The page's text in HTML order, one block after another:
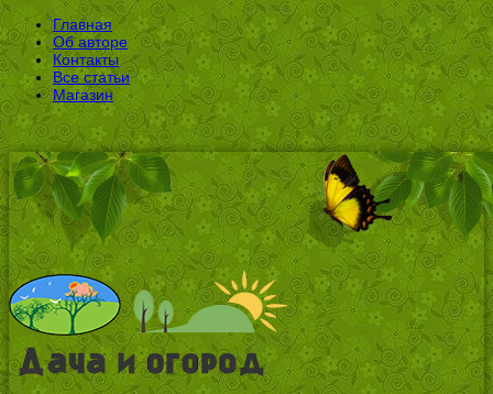
Главная
Об авторе
Контакты
Все статьи
Магазин